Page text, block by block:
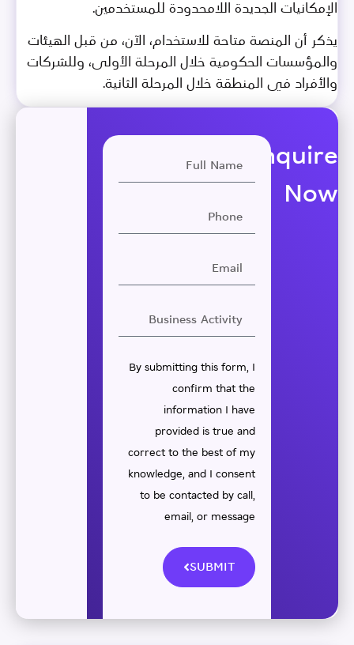
الإمكانيات الجديدة اللامحدودة للمستخدمين.
يذكر أن المنصة متاحة للاستخدام، الآن، من قبل الهيئات
والمؤسسات الحكومية خلال المرحلة الأولى، وللشركات
والأفراد في المنطقة خلال المرحلة الثانية.
Enquire
Now
By submitting this form, I
confirm that the
information I have
provided is true and
correct to the best of my
knowledge, and I consent
to be contacted by call,
email, or message
SUBMIT